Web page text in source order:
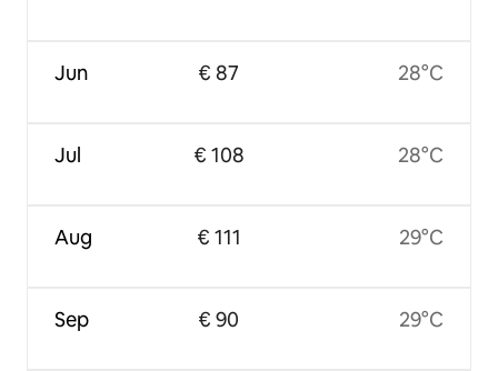
Jun
Jul
Aug
Sep
€ 87
€ 108
€ 111
€ 90
28°C
28°C
29°C
29°C